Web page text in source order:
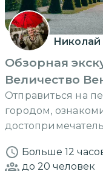
Николай
Обзорная
Величество
Отправиться на
городом,
Больше 12
до 20 человек